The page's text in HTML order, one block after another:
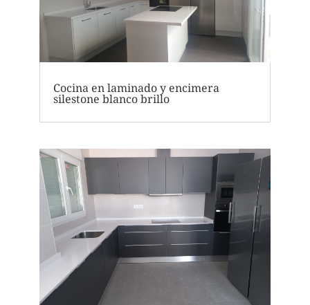
Cocina en laminado y encimera
silestone blanco brillo